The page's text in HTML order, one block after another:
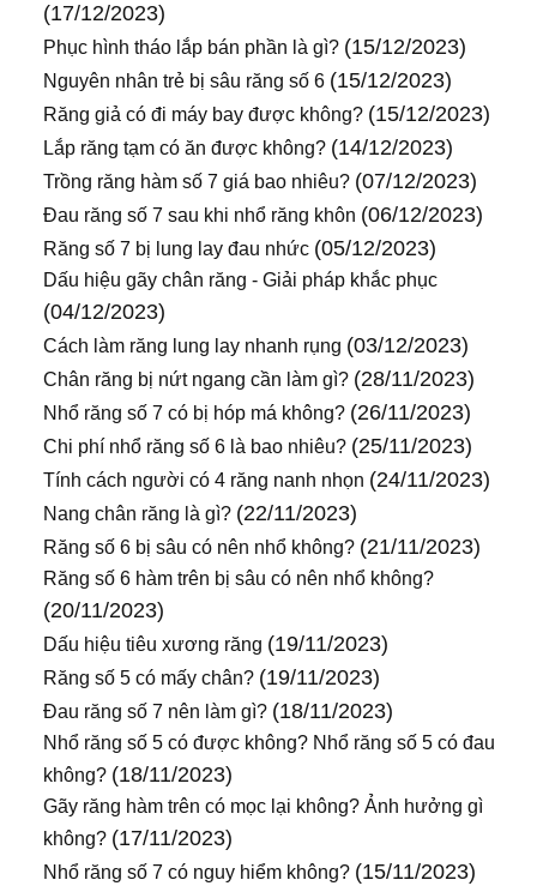
(17/12/2023)
Phục hình tháo lắp bán phần là gì? (15/12/2023)
Nguyên nhân trẻ bị sâu răng số 6 (15/12/2023)
Răng giả có đi máy bay được không? (15/12/2023)
Lắp răng tạm có ăn được không? (14/12/2023)
Trồng răng hàm số 7 giá bao nhiêu? (07/12/2023)
Đau răng số 7 sau khi nhổ răng khôn (06/12/2023)
Răng số 7 bị lung lay đau nhức (05/12/2023)
Dấu hiệu gãy chân răng - Giải pháp khắc phục
(04/12/2023)
Cách làm răng lung lay nhanh rụng (03/12/2023)
Chân răng bị nứt ngang cần làm gì? (28/11/2023)
Nhổ răng số 7 có bị hóp má không? (26/11/2023)
Chi phí nhổ răng số 6 là bao nhiêu? (25/11/2023)
Tính cách người có 4 răng nanh nhọn (24/11/2023)
Nang chân răng là gì? (22/11/2023)
Răng số 6 bị sâu có nên nhổ không? (21/11/2023)
Răng số 6 hàm trên bị sâu có nên nhổ không?
(20/11/2023)
Dấu hiệu tiêu xương răng (19/11/2023)
Răng số 5 có mấy chân? (19/11/2023)
Đau răng số 7 nên làm gì? (18/11/2023)
Nhổ răng số 5 có được không? Nhổ răng số 5 có đau
không? (18/11/2023)
Gãy răng hàm trên có mọc lại không? Ảnh hưởng gì
không? (17/11/2023)
Nhổ răng số 7 có nguy hiểm không? (15/11/2023)